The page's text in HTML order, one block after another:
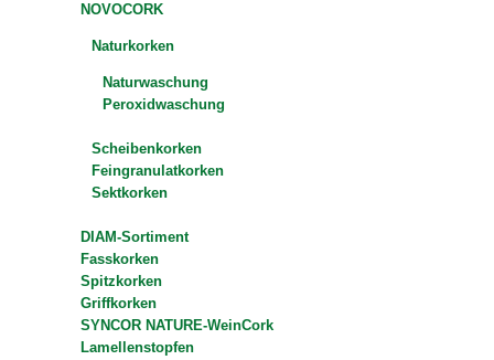
NOVOCORK
Naturkorken
Naturwaschung
Peroxidwaschung
Scheibenkorken
Feingranulatkorken
Sektkorken
DIAM-Sortiment
Fasskorken
Spitzkorken
Griffkorken
SYNCOR NATURE-WeinCork
Lamellenstopfen